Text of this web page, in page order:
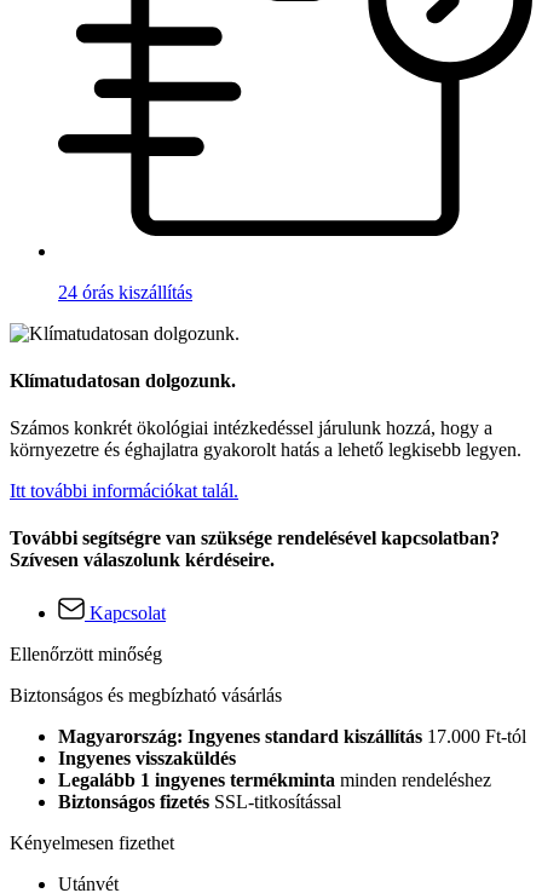
24 órás kiszállítás
Klímatudatosan dolgozunk.
Számos konkrét ökológiai intézkedéssel járulunk hozzá, hogy a
környezetre és éghajlatra gyakorolt hatás a lehető legkisebb legyen.
Itt további információkat talál.
További segítségre van szüksége rendelésével kapcsolatban?
Szívesen válaszolunk kérdéseire.
Kapcsolat
Ellenőrzött minőség
Biztonságos és megbízható vásárlás
Magyarország: Ingyenes standard kiszállítás 17.000 Ft-tól
Ingyenes visszaküldés
Legalább 1 ingyenes termékminta minden rendeléshez
Biztonságos fizetés SSL-titkosítással
Kényelmesen fizethet
Utánvét